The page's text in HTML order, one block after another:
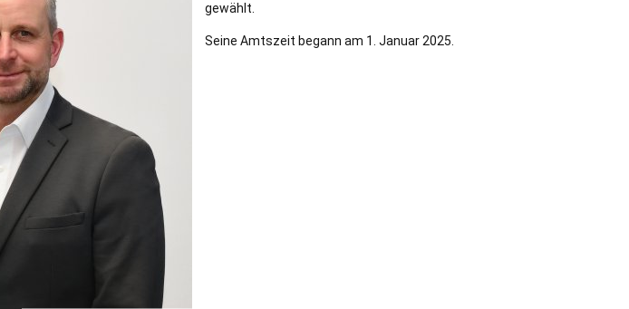
gewählt.
Seine Amtszeit begann am 1. Januar 2025.